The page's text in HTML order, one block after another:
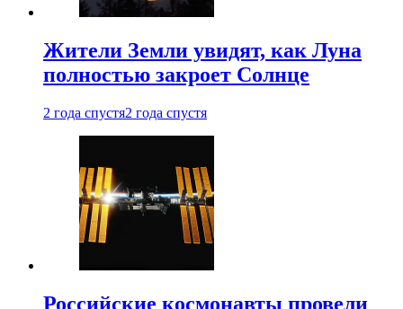
Жители Земли увидят, как Луна
полностью закроет Солнце
2 года спустя2 года спустя
Российские космонавты провели